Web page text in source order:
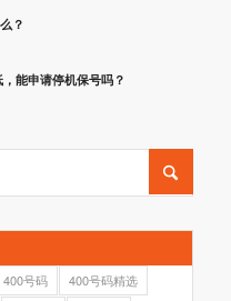
？
能申请停机保号吗？
400号码
400号码精选